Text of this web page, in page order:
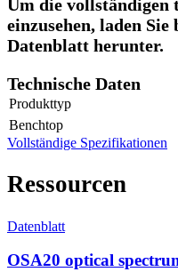
Um die vollständigen
einzusehen, laden
Datenblatt herunter.
Technische Daten
Produkttyp
Benchtop
Vollständige Spezifikationen
Ressourcen
Datenblatt
OSA20 optical